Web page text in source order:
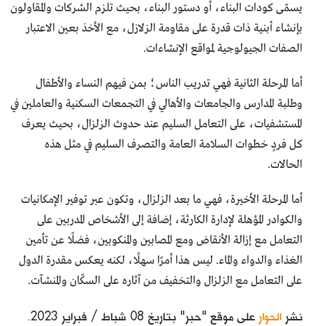
يسمّى كودات البناء، أو دستور البناء، بحيث تلزم الشركات والمقاولون
بإنشاء أبنية ذات قدرة على مقاومة الزلازل، مع الأخذ بعين الاعتبار
الصفات الجيولوجية لمواقع الإنشاءات.
أما المرحلة الثانية فهي تدريب الناس؛ بمن فيهم النساء والأطفال
وطلبة المدارس والجامعات والأهالي في التجمعات السكنية والعاملين في
المستشفيات، على التعامل السليم عند حدوث الزلزال، بحيث يعرف
كل فردٍ خطوات السلامة العامة والتصرف السليم في مثل هذه
الحالات.
أما المرحلة الأخيرة، فهي ما بعد الزلزال، وتكون عبر توفير الإمكانيات
والكوادر المؤهلة لإدارة الكارثة، إضافة إلى الأشخاص المدربين على
التعامل مع إزالة الأنقاض ومع المصابين والمنكوبين، فضلًا عن تأمين
الغذاء والدواء والماء. ليس هذا أمرًا سهلًا، لكنه يعكس مقدرة الدول
على التعامل مع الزلزال والتخفيف من آثاره على السكّان والمنشآت.
نشر الحوار على موقع "حبر" بتاريخ 08 شباط / فبراير 2023.